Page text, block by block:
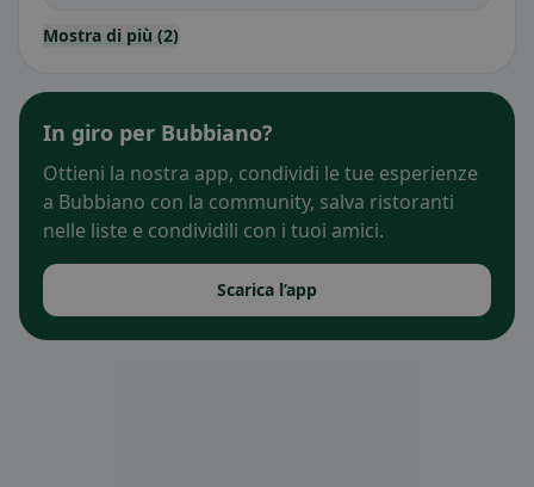
Mostra di più (2)
In giro per Bubbiano?
Ottieni la nostra app, condividi le tue esperienze
a Bubbiano con la community, salva ristoranti
nelle liste e condividili con i tuoi amici.
Scarica l’app